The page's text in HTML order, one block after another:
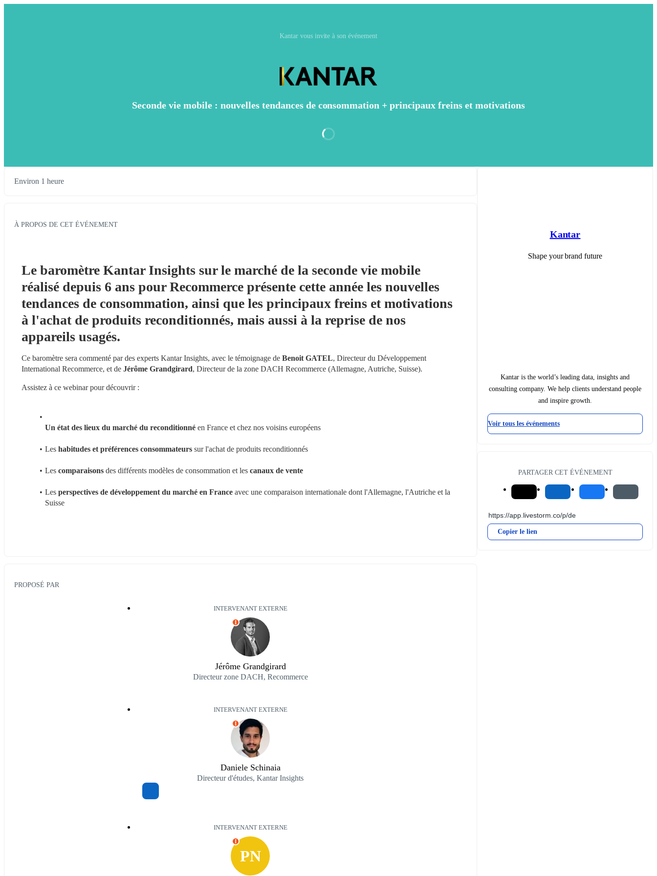
Kantar vous invite à son événement
Seconde vie mobile : nouvelles tendances de consommation + principaux freins et motivations
Environ 1 heure
À PROPOS DE CET ÉVÉNEMENT
Le baromètre Kantar Insights sur le marché de la seconde vie mobile
réalisé depuis 6 ans pour Recommerce présente cette année les nouvelles
tendances de consommation, ainsi que
à l'achat de produits reconditionnés, mais aussi à la reprise de nos
appareils usagés.
Ce baromètre sera commenté par des experts Kantar Insights, avec le témoignage de Benoit GATEL, Directeur du Développement
International Recommerce, et de Jérôme Grandgirard, Directeur de la zone DACH Recommerce (Allemagne, Autriche, Suisse).
Assistez à ce webinar pour découvrir :
Un état des lieux du marché du reconditionné en France et chez nos voisins européens
Les habitudes et préférences consommateurs sur l'achat de produits reconditionnés
Les comparaisons des différents modèles de consommation et les canaux de vente
Les perspectives de développement du marché en France avec une comparaison internationale dont l'Allemagne, l'Autriche et la
Suisse
PROPOSÉ PAR
INTERVENANT EXTERNE
I
Jérôme Grandgirard
Directeur zone DACH, Recommerce
INTERVENANT EXTERNE
I
Daniele Schinaia
Directeur d'études, Kantar Insights
INTERVENANT EXTERNE
PN
I
Kantar
Shape your brand future
Kantar is the world’s leading data, insights and
consulting company. We help clients understand people
and inspire growth.
Voir tous les événements
PARTAGER CET ÉVÉNEMENT
Copier le lien